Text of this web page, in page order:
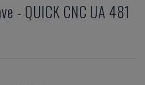
- QUICK CNC UA 481